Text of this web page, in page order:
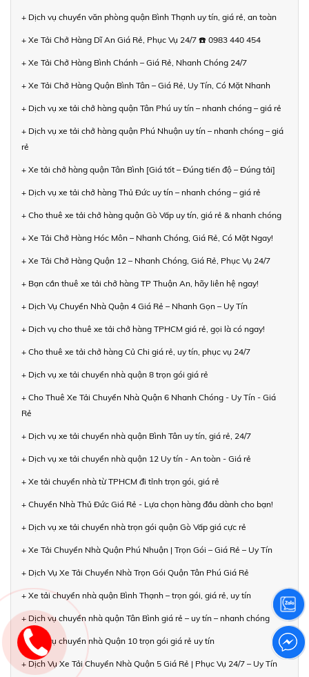
+ Dịch vụ chuyển văn phòng quận Bình Thạnh uy tín, giá rẻ, an toàn
+ Xe Tải Chở Hàng Dĩ An Giá Rẻ, Phục Vụ 24/7 ☎️ 0983 440 454
+ Xe Tải Chở Hàng Bình Chánh – Giá Rẻ, Nhanh Chóng 24/7
+ Xe Tải Chở Hàng Quận Bình Tân – Giá Rẻ, Uy Tín, Có Mặt Nhanh
+ Dịch vụ xe tải chở hàng quận Tân Phú uy tín – nhanh chóng – giá rẻ
+ Dịch vụ xe tải chở hàng quận Phú Nhuận uy tín – nhanh chóng – giá
rẻ
+ Xe tải chở hàng quận Tân Bình [Giá tốt – Đúng tiến độ – Đúng tải]
+ Dịch vụ xe tải chở hàng Thủ Đức uy tín – nhanh chóng – giá rẻ
+ Cho thuê xe tải chở hàng quận Gò Vấp uy tín, giá rẻ & nhanh chóng
+ Xe Tải Chở Hàng Hóc Môn – Nhanh Chóng, Giá Rẻ, Có Mặt Ngay!
+ Xe Tải Chở Hàng Quận 12 – Nhanh Chóng, Giá Rẻ, Phục Vụ 24/7
+ Bạn cần thuê xe tải chở hàng TP Thuận An, hãy liên hệ ngay!
+ Dịch Vụ Chuyển Nhà Quận 4 Giá Rẻ – Nhanh Gọn – Uy Tín
+ Dịch vụ cho thuê xe tải chở hàng TPHCM giá rẻ, gọi là có ngay!
+ Cho thuê xe tải chở hàng Củ Chi giá rẻ, uy tín, phục vụ 24/7
+ Dịch vụ xe tải chuyển nhà quận 8 trọn gói giá rẻ
+ Cho Thuê Xe Tải Chuyển Nhà Quận 6 Nhanh Chóng - Uy Tín - Giá
Rẻ
+ Dịch vụ xe tải chuyển nhà quận Bình Tân uy tín, giá rẻ, 24/7
+ Dịch vụ xe tải chuyển nhà quận 12 Uy tín - An toàn - Giá rẻ
+ Xe tải chuyển nhà từ TPHCM đi tỉnh trọn gói, giá rẻ
+ Chuyển Nhà Thủ Đức Giá Rẻ - Lựa chọn hàng đầu dành cho bạn!
+ Dịch vụ xe tải chuyển nhà trọn gói quận Gò Vấp giá cực rẻ
+ Xe Tải Chuyển Nhà Quận Phú Nhuận | Trọn Gói – Giá Rẻ – Uy Tín
+ Dịch Vụ Xe Tải Chuyển Nhà Trọn Gói Quận Tân Phú Giá Rẻ
+ Xe tải chuyển nhà quận Bình Thạnh – trọn gói, giá rẻ, uy tín
+ Dịch vụ chuyển nhà quận Tân Bình giá rẻ – uy tín – nhanh chóng
+ Dịch vụ chuyển nhà Quận 10 trọn gói giá rẻ uy tín
+ Dịch Vụ Xe Tải Chuyển Nhà Quận 5 Giá Rẻ | Phục Vụ 24/7 – Uy Tín